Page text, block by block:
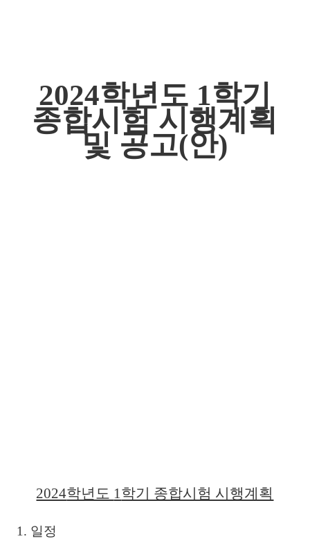
2024학년도 1학기
종합시험 시행계획
및 공고(안)
2024학년도 1학기 종합시험 시행계획
1. 일정